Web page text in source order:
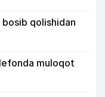
qolishidan
muloqot